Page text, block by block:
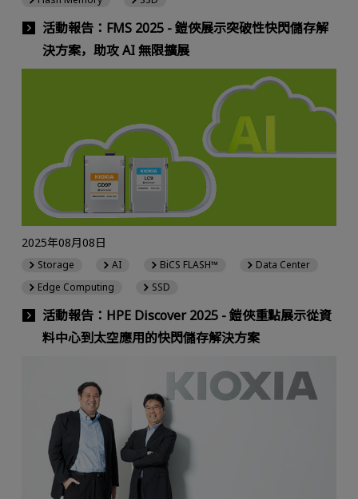
活動報告：FMS 2025 - 鎧俠展示突破性快閃儲存解
決方案，助攻 AI 無限擴展
活動報告：HPE Discover 2025 - 鎧俠重點展示從資
料中心到太空應用的快閃儲存解決方案
2025年08月08日
Storage AI BiCS FLASH™
Data Center
Edge Computing
SSD